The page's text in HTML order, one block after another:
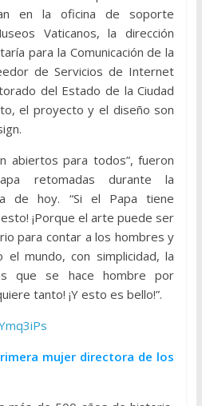
en la oficina de soporte
Vaticanos, la dirección
para la Comunicación de la
de Servicios de Internet
del Estado de la Ciudad
el proyecto y el diseño son
abiertos para todos”, fueron
retomadas durante la
de hoy. “Si el Papa tiene
¡Porque el arte puede ser
para contar a los hombres y
mundo, con simplicidad, la
que se hace hombre por
tanto! ¡Y esto es bello!”.
mujer directora de los